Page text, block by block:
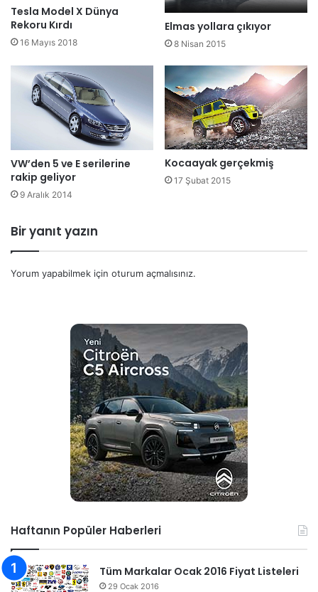
Tesla Model X Dünya
Rekoru Kırdı
16 Mayıs 2018
Elmas yollara çıkıyor
8 Nisan 2015
VW’den 5 ve E serilerine
rakip geliyor
9 Aralık 2014
Kocaayak gerçekmiş
17 Şubat 2015
Bir yanıt yazın
Yorum yapabilmek için oturum açmalısınız.
Haftanın Popüler Haberleri
Tüm Markalar Ocak 2016 Fiyat Listeleri
29 Ocak 2016